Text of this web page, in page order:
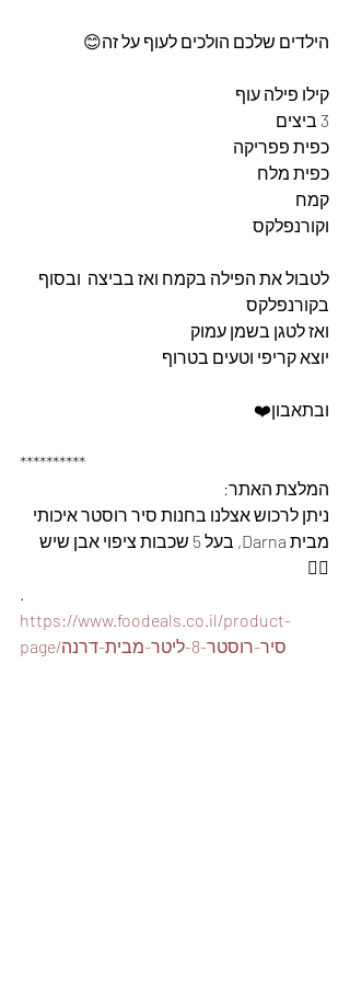
הילדים שלכם הולכים לעוף על זה😊
קילו פילה עוף
3 ביצים
כפית פפריקה
כפית מלח
קמח
וקורנפלקס
לטבול את הפילה בקמח ואז בביצה  ובסוף
בקורנפלקס
ואז לטגן בשמן עמוק
יוצא קריפי וטעים בטרוף
ובתאבון❤️
**********
המלצת האתר:
ניתן לרכוש אצלנו בחנות סיר רוסטר איכותי
מבית Darna, בעל 5 שכבות ציפוי אבן שיש
👇🏽
.
https://www.foodeals.co.il/product-
page/סיר-רוסטר-8-ליטר-מבית-דרנה